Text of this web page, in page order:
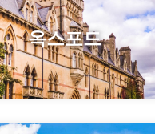
옥스포드